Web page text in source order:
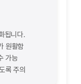
됩니다.
원활함
가능
록 주의